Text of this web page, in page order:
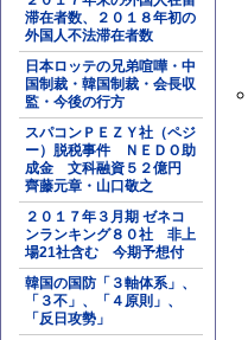
滞在者数、２０１８年初の
外国人不法滞在者数
日本ロッテの兄弟喧嘩・中
国制裁・韓国制裁・会長収
監・今後の行方
スパコンＰＥＺＹ社（ペジ
ー）脱税事件 ＮＥＤＯ助
成金 文科融資５２億円
齊藤元章・山口敬之
２０１７年３月期 ゼネコ
ンランキング８０社 非上
場21社含む 今期予想付
韓国の国防「３軸体系」、
「３不」、「４原則」、
「反日攻勢」